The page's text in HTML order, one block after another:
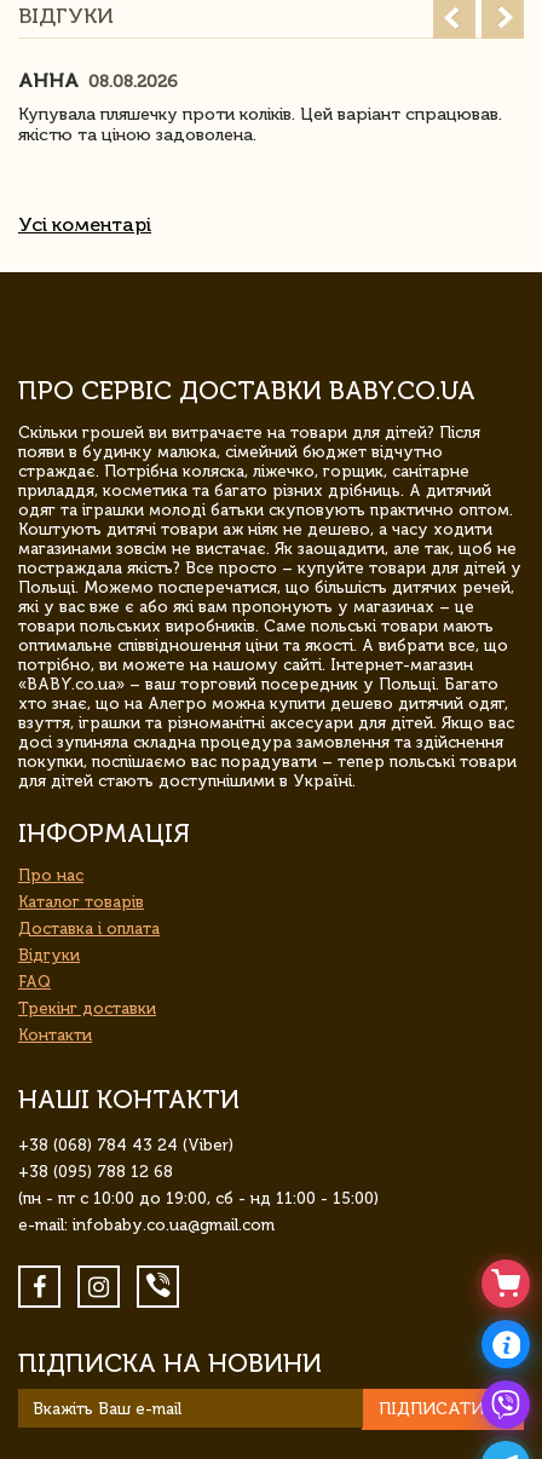
ВІДГУКИ
АННА 08.08.2026
Купувала пляшечку проти коліків. Цей варіант спрацював.
якістю та ціною задоволена.
Усі коментарі
ПРО СЕРВІС ДОСТАВКИ BABY.CO.UA
Скільки грошей ви витрачаєте на товари для дітей? Після
появи в будинку малюка, сімейний бюджет відчутно
страждає. Потрібна коляска, ліжечко, горщик, санітарне
приладдя, косметика та багато різних дрібниць. А дитячий
одяг та іграшки молоді батьки скуповують практично оптом.
Коштують дитячі товари аж ніяк не дешево, а часу ходити
магазинами зовсім не вистачає. Як заощадити, але так, щоб не
постраждала якість? Все просто – купуйте товари для дітей у
Польщі. Можемо посперечатися, що більшість дитячих речей,
які у вас вже є або які вам пропонують у магазинах – це
товари польських виробників. Саме польські товари мають
оптимальне співвідношення ціни та якості. А вибрати все, що
потрібно, ви можете на нашому сайті. Інтернет-магазин
«BABY.co.ua» – ваш торговий посередник у Польщі. Багато
хто знає, що на Алегро можна купити дешево дитячий одяг,
взуття, іграшки та різноманітні аксесуари для дітей. Якщо вас
досі зупиняла складна процедура замовлення та здійснення
покупки, поспішаємо вас порадувати – тепер польські товари
для дітей стають доступнішими в Україні.
ІНФОРМАЦІЯ
Про нас
Каталог товарів
Доставка і оплата
Відгуки
FAQ
Трекінг доставки
Контакти
НАШІ КОНТАКТИ
+38 (068) 784 43 24 (Viber)
+38 (095) 788 12 68
(пн - пт с 10:00 до 19:00, сб - нд 11:00 - 15:00)
e-mail: infobaby.co.ua@gmail.com
ПІДПИСКА НА НОВИНИ
ПІДПИСАТИСЯ